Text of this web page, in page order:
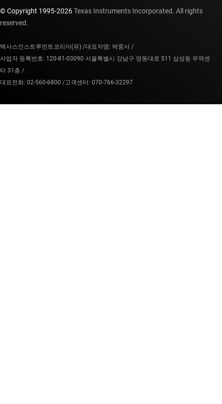
© Copyright 1995-2026Texas Instruments Incorporated. All rights
reserved.
텍사스인스트루먼트코리아(유) /대표자명: 박중서 /
사업자 등록번호: 120-81-03090 서울특별시 강남구 영동대로 511 삼성동 무역센
타 31층 /
대표전화: 02-560-6800 /고객센터: 070-766-32297